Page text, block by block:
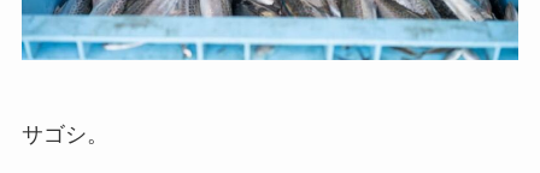
サゴシ。